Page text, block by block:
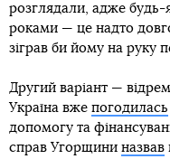
розглядали, адже будь-
роками — це надто
зіграв би йому на руку
Другий варіант —
Україна вже погодилась
допомогу та
справ Угорщини назвав